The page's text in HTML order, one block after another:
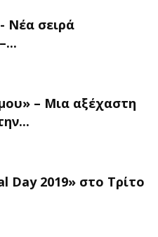
Νέα σειρά
– Mια αξέχαστη
Day 2019» στο Τρίτο